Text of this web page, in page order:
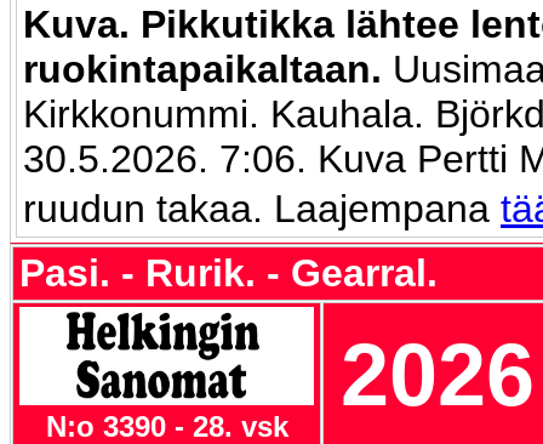
Kuva. Pikkutikka lähtee
ruokintapaikaltaan.
Kirkkonummi. Kauhala.
30.5.2026. 7:06. Kuva Pertti
ruudun takaa. Laajempana
Pasi. - Rurik. - Gearral.
N:o 3390 - 28. vsk
2026